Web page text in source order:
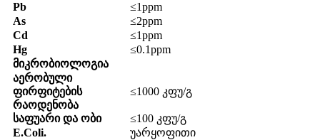
Pb
≤1ppm
As
≤2ppm
Cd
≤1ppm
Hg
≤0.1ppm
მიკრობიოლოგია
აერობული
ფირფიტების
რაოდენობა
≤1000 კფუ/გ
საფუარი და ობი
≤100 კფუ/გ
E.Coli.
უარყოფითი